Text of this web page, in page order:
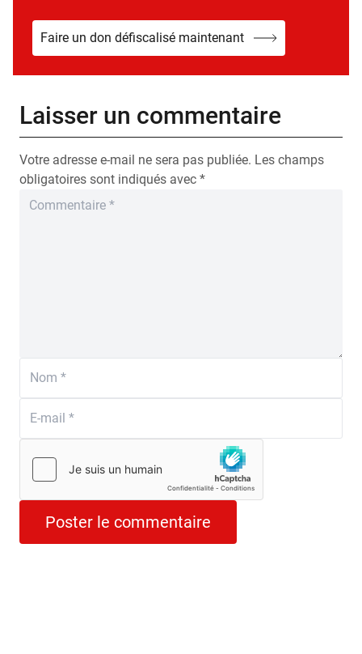
Faire un don défiscalisé maintenant
Laisser un commentaire
Votre adresse e-mail ne sera pas publiée. Les champs
obligatoires sont indiqués avec *